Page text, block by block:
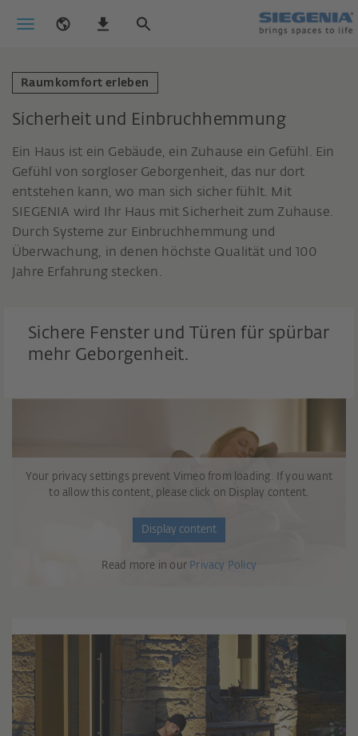
Raumkomfort erleben
Sicherheit und Einbruchhemmung
Ein Haus ist ein Gebäude, ein Zuhause ein Gefühl. Ein
Gefühl von sorgloser Geborgenheit, das nur dort
entstehen kann, wo man sich sicher fühlt. Mit
SIEGENIA wird Ihr Haus mit Sicherheit zum Zuhause.
Durch Systeme zur Einbruchhemmung und
Überwachung, in denen höchste Qualität und 100
Jahre Erfahrung stecken.
Sichere Fenster und Türen für spürbar
mehr Geborgenheit.
Your privacy settings prevent Vimeo from loading. If you want
to allow this content, please click on Display content.
Display content
Read more in our Privacy Policy